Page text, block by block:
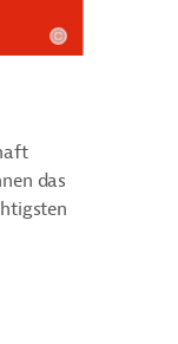
das